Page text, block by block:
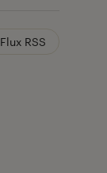
Flux RSS